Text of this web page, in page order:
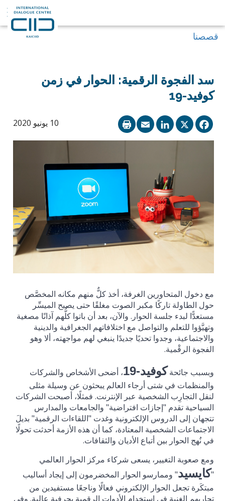
قصصنا
سد الفجوة الرقمية: الحوار في زمن
كوفيد-19
10 يونيو 2020 Facebook
X
LinkedIn
Email
مع دخول المتحاورين الغرفة، أخذ كلٌّ منهم مكانه المخصَّص
حول الطاولة تاركًا مكبر الصوت مغلقًا حتى يصبح الميسِّر
مستعدًّا لبدء جلسة الحوار. والآن، بعد أن باتوا كلُّهم آذانًا مصغية
وتهيَّؤوا للتعلم والتواصل مع اختلافاتهم الجغرافية والدينية
والاجتماعية، وجدوا تحديًا جديدًا ينبغي لهم مواجهته، ألا وهو
الفجوة الرقْمية.
وبسبب جائحة كوفيد-19
، أضحى الأشخاص والشركات
والمنظمات في شتى أرجاء العالم يبحثون عن وسيلة مثلى
لنقل التجارِب الشخصية عبر الإنترنت. فمثلًا، أصبحت الشركات
السياحية تقدم "إجازات افتراضية" والجامعات والمدارس
تتجهان إلى الدروس الإلكترونية وغدت "اللقاءات الرقمية" بديلَ
الاجتماعات الشخصية المعتادة، كما أن هذه الأزمة أحدثت تحولًا
في نُهج الحوار بين أتباع الأديان والثقافات.
ومع صعوبة التغيير، يسعى شركاء مركز الحوار العالمي
"كايسيد" وممارسو الحوار المخضرمون إلى إيجاد أساليب
مبتكَرة تجعل الحوار الإلكتروني فعالًا وناجعًا مستفيدين من
تجارِبهم الغنية في استخدام الأدوات الرقمية بحِرفية عالية. وفي